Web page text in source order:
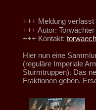
+++ Meldung
+++ Autor: Torwächter
+++ Kontakt:
Hier nun eine
(reguläre Imperiale
Sturmtruppen). Das
Fraktionen geben.